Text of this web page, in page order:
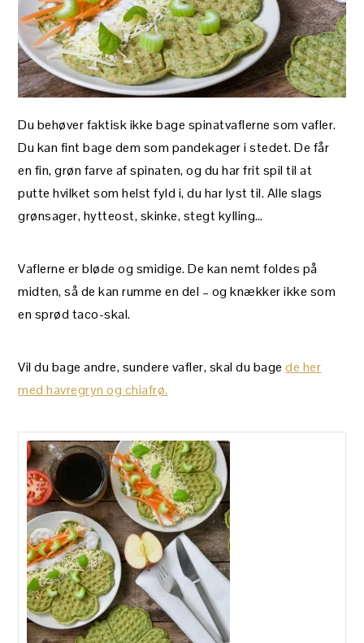
Du behøver faktisk ikke bage spinatvaflerne som vafler.
Du kan fint bage dem som pandekager i stedet. De får
en fin, grøn farve af spinaten, og du har frit spil til at
putte hvilket som helst fyld i, du har lyst til. Alle slags
grønsager, hytteost, skinke, stegt kylling…
Vaflerne er bløde og smidige. De kan nemt foldes på
midten, så de kan rumme en del – og knækker ikke som
en sprød taco-skal.
Vil du bage andre, sundere vafler, skal du bagede her
med havregryn og chiafrø.